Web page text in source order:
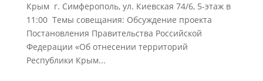
Крым г. Симферополь, ул. Киевская 74/6, 5-этаж в
11:00 Темы совещания: Обсуждение проекта
Постановления Правительства Российской
Федерации «Об отнесении территорий
Республики Крым...